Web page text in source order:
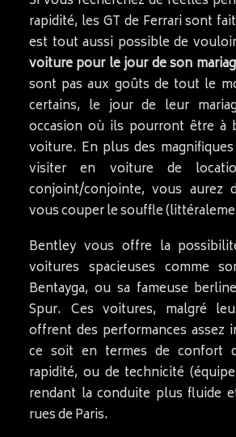
rapidité, les GT de Ferrari sont
est tout aussi possible de vouloir
voiture pour le jour de son mariag
sont pas aux goûts de tout le
certains, le jour de leur
occasion où ils pourront être à
voiture. En plus des
visiter en voiture de
conjoint/conjointe, vous aurez
vous couper le souffle
Bentley vous offre la
voitures spacieuses comme
Bentayga, ou sa fameuse
Spur. Ces voitures, malgré
offrent des performances assez
ce soit en termes de confort
rapidité, ou de technicité
rendant la conduite plus fluide
rues de Paris.